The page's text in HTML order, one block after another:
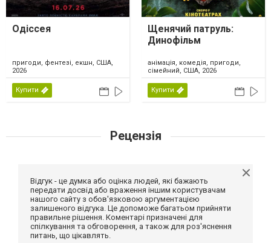
Одіссея
пригоди, фентезі, екшн, США,
2026
Купити
Щенячий патруль:
Динофільм
анімація, комедія, пригоди,
сімейний, США, 2026
Купити
Рецензія
Відгук - це думка або оцінка людей, які бажають
передати досвід або враження іншим користувачам
нашого сайту з обов'язковою аргументацією
залишеного відгука. Це допоможе багатьом прийняти
правильне рішення. Коментарі призначені для
спілкування та обговорення, а також для роз'яснення
питань, що цікавлять.